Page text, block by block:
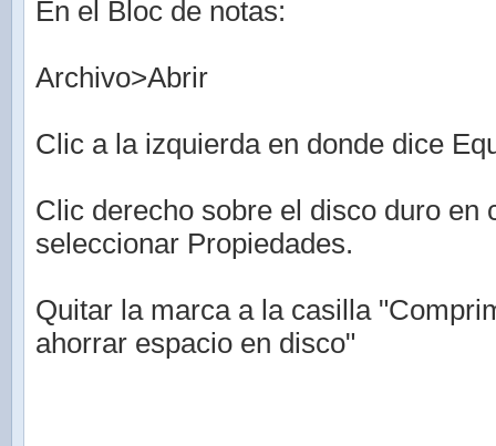
En el Bloc de notas:
Archivo>Abrir
Clic a la izquierda en donde dice
Clic derecho sobre el disco duro en
seleccionar Propiedades.
Quitar la marca a la casilla
ahorrar espacio en disco"